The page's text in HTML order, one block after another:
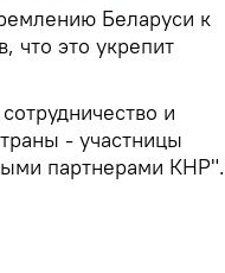
Беларуси к
это укрепит
и
- участницы
партнерами КНР".